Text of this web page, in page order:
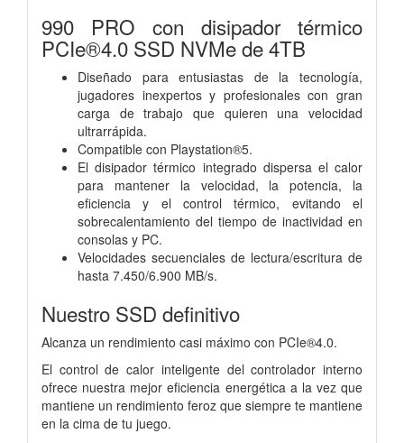
990 PRO con disipador térmico
PCIe®4.0 SSD NVMe de 4TB
Diseñado para entusiastas de la tecnología,
jugadores inexpertos y profesionales con gran
carga de trabajo que quieren una velocidad
ultrarrápida.
Compatible con Playstation®5.
El disipador térmico integrado dispersa el calor
para mantener la velocidad, la potencia, la
eficiencia y el control térmico, evitando el
sobrecalentamiento del tiempo de inactividad en
consolas y PC.
Velocidades secuenciales de lectura/escritura de
hasta 7.450/6.900 MB/s.
Nuestro SSD definitivo
Alcanza un rendimiento casi máximo con PCIe®4.0.
El control de calor inteligente del controlador interno
ofrece nuestra mejor eficiencia energética a la vez que
mantiene un rendimiento feroz que siempre te mantiene
en la cima de tu juego.